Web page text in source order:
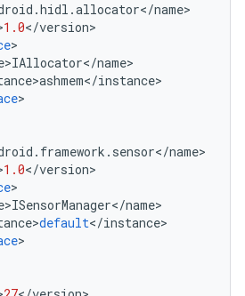
.hidl .allocator</name>
1.0</version>
>
>IAllocator</name>
>ashmem</instance>
>
. framework . sensor</name>
1.0</version>
>
>ISensorManager</name>
>default</instance>
>